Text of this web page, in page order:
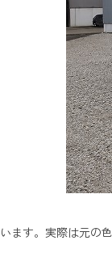
ます。実際は元の